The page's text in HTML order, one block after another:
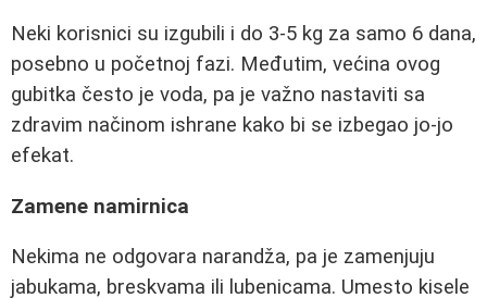
Neki korisnici su izgubili i do 3-5 kg za samo 6 dana,
posebno u početnoj fazi. Međutim, većina ovog
gubitka često je voda, pa je važno nastaviti sa
zdravim načinom ishrane kako bi se izbegao jo-jo
efekat.
Zamene namirnica
Nekima ne odgovara narandža, pa je zamenjuju
jabukama, breskvama ili lubenicama. Umesto kisele